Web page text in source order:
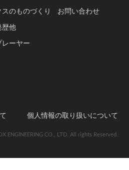
のものづくり
歴他
レーヤー
お問い合わせ
個人情報の取り扱いについて
ENGINEERING CO., LTD. All rights Reserved.